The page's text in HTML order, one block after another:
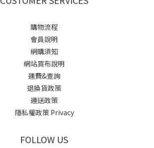
購物流程
會員說明
網購須知
網站買布說明
運費&查詢
退換貨政策
運送政策
隱私權政策 Privacy
FOLLOW US